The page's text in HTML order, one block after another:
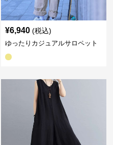
¥6,940 (税込)
ゆったりカジュアルサロペット